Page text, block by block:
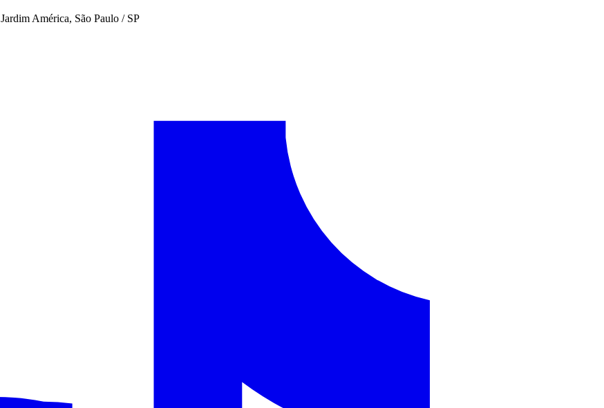
Jardim América, São Paulo / SP